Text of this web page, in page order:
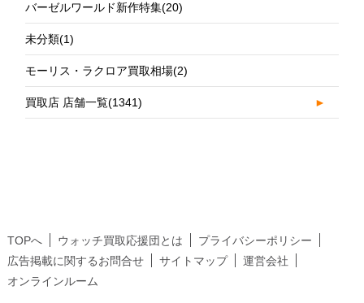
バーゼルワールド新作特集(20)
未分類(1)
モーリス・ラクロア買取相場(2)
買取店 店舗一覧(1341) ►
TOPへ ウォッチ買取応援団とは
プライバシーポリシー
広告掲載に関するお問合せ
サイトマップ
運営会社
オンラインルーム